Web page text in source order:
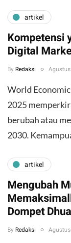
artikel
Kompetensi
Digital
By Redaksi
World
2025
berubah atau
2030.
artikel
Mengubah
Dompet
By Redaksi